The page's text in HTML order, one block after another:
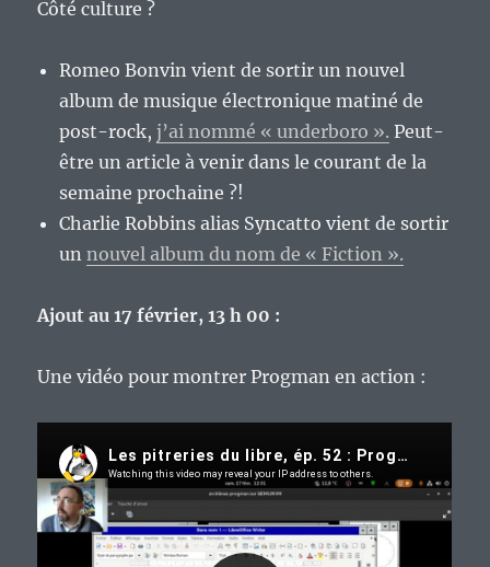
Côté culture ?
Romeo Bonvin vient de sortir un nouvel
album de musique électronique matiné de
post-rock,j’ai nommé « underboro ». Peut-
être un article à venir dans le courant de la
semaine prochaine ?!
Charlie Robbins alias Syncatto vient de sortir
unnouvel album du nom de « Fiction ».
Ajout au 17 février, 13 h 00 :
Une vidéo pour montrer Progman en action :